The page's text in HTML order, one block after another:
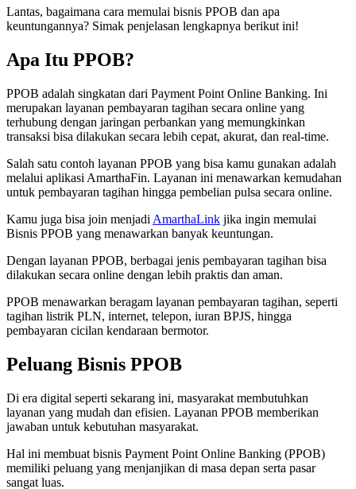
Lantas, bagaimana cara memulai bisnis PPOB dan apa
keuntungannya? Simak penjelasan lengkapnya berikut ini!
Apa Itu PPOB?
PPOB adalah singkatan dari Payment Point Online Banking. Ini
merupakan layanan pembayaran tagihan secara online yang
terhubung dengan jaringan perbankan yang memungkinkan
transaksi bisa dilakukan secara lebih cepat, akurat, dan real-time.
Salah satu contoh layanan PPOB yang bisa kamu gunakan adalah
melalui aplikasi AmarthaFin. Layanan ini menawarkan kemudahan
untuk pembayaran tagihan hingga pembelian pulsa secara online.
Kamu juga bisa join menjadi AmarthaLink jika ingin memulai
Bisnis PPOB yang menawarkan banyak keuntungan.
Dengan layanan PPOB, berbagai jenis pembayaran tagihan bisa
dilakukan secara online dengan lebih praktis dan aman.
PPOB menawarkan beragam layanan pembayaran tagihan, seperti
tagihan listrik PLN, internet, telepon, iuran BPJS, hingga
pembayaran cicilan kendaraan bermotor.
Peluang Bisnis PPOB
Di era digital seperti sekarang ini, masyarakat membutuhkan
layanan yang mudah dan efisien. Layanan PPOB memberikan
jawaban untuk kebutuhan masyarakat.
Hal ini membuat bisnis Payment Point Online Banking (PPOB)
memiliki peluang yang menjanjikan di masa depan serta pasar
sangat luas.